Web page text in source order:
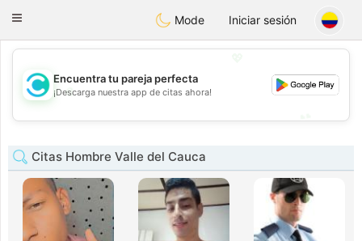
olombiaCitas
Toggle
Mode Iniciar sesión
💖
💕
Encuentra tu pareja perfecta
¡Descarga nuestra app de citas ahora!
Citas Hombre Valle del Cauca